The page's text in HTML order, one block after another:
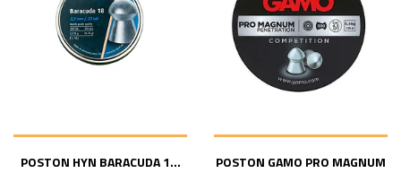
POSTON HYN BARACUDA 1...
POSTON GAMO PRO MAGNUM